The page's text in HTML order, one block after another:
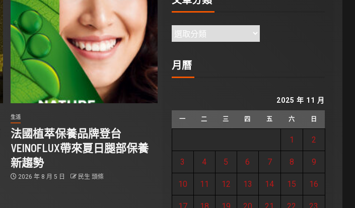
生活
法國植萃保養品牌登台
VEINOFLUX帶來夏日腿部保養
新趨勢
2026 年 8 月 5 日 民生 頭條
月曆
2025 年 11 月
一 二 三 四 五 六 日
1 2
3 4 5 6 7 8 9
10 11 12 13 14 15 16
17 18 19 20 21 22 23